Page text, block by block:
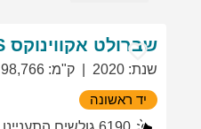
שברולט אקווינוקס
שנת:
2020 ק"מ:
98,766
יד ראשונה